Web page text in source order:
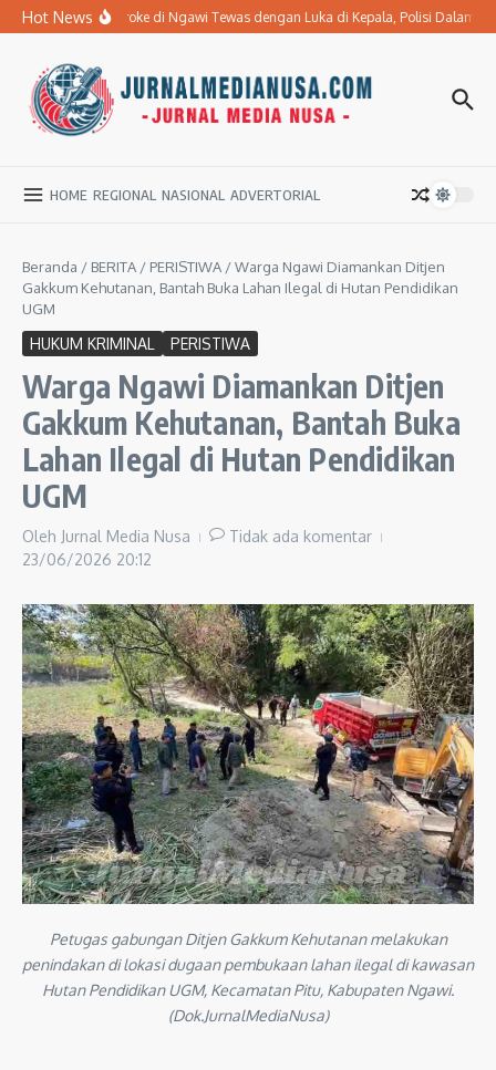
Lewati ke konten
Hot News
Ibu Penderita Stroke di Ngawi Tewas dengan Luka di Kepala, Polisi Dalami
HOME REGIONAL NASIONAL ADVERTORIAL
Beranda / BERITA / PERISTIWA /Warga Ngawi Diamankan Ditjen
Gakkum Kehutanan, Bantah Buka Lahan Ilegal di Hutan Pendidikan
UGM
HUKUM KRIMINAL PERISTIWA
Warga Ngawi Diamankan Ditjen
Gakkum Kehutanan, Bantah Buka
Lahan Ilegal di Hutan Pendidikan
UGM
Oleh Jurnal Media Nusa
Tidak ada komentar
23/06/2026 20:12
Petugas gabungan Ditjen Gakkum Kehutanan melakukan
penindakan di lokasi dugaan pembukaan lahan ilegal di kawasan
Hutan Pendidikan UGM, Kecamatan Pitu, Kabupaten Ngawi.
(Dok.JurnalMediaNusa)